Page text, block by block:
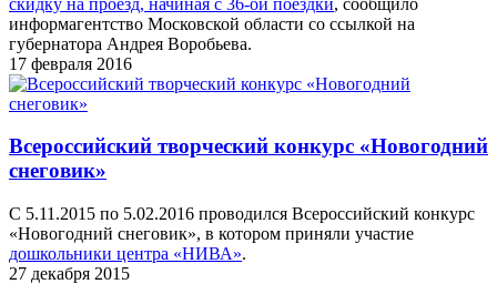
информагентство Московской области со ссылкой на
губернатора Андрея Воробьева.
17 февраля 2016
Всероссийский творческий конкурс «Новогодний
снеговик»
С 5.11.2015 по 5.02.2016 проводился Всероссийский конкурс
«Новогодний снеговик», в котором приняли участие
дошкольники центра «НИВА».
27 декабря 2015